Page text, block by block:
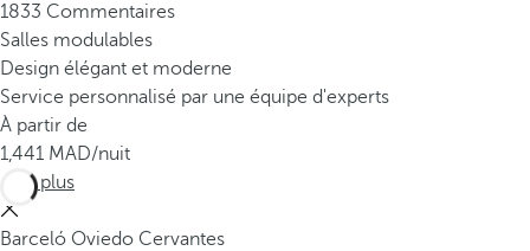
1833 Commentaires
Salles modulables
Design élégant et moderne
Service personnalisé par une équipe d'experts
À partir de
1,441
/nuit
Voir plus
Barceló Oviedo Cervantes